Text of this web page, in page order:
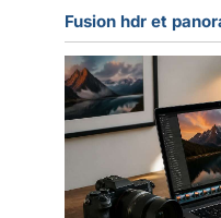
Fusion hdr et